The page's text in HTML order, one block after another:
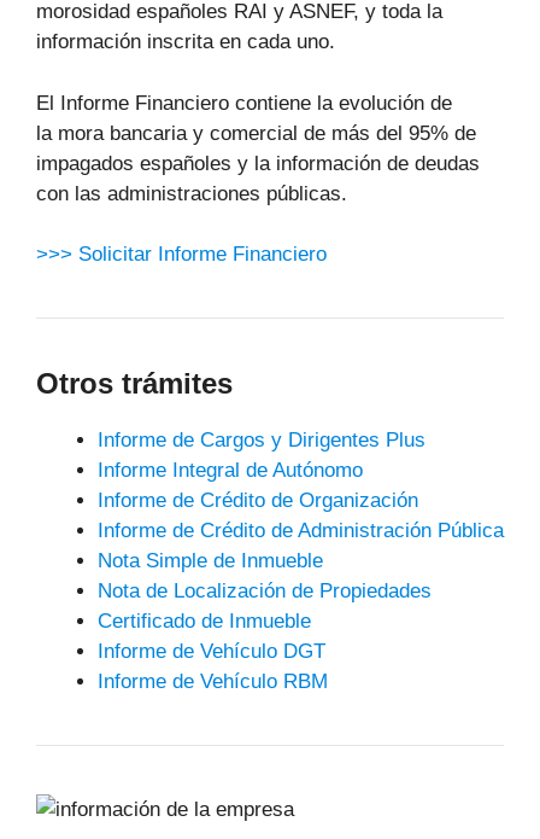
morosidad españoles RAI y ASNEF, y toda la
información inscrita en cada uno.
El Informe Financiero contiene la evolución de
la mora bancaria y comercial de más del 95% de
impagados españoles y la información de deudas
con las administraciones públicas.
>>> Solicitar Informe Financiero
Otros trámites
Informe de Cargos y Dirigentes Plus
Informe Integral de Autónomo
Informe de Crédito de Organización
Informe de Crédito de Administración Pública
Nota Simple de Inmueble
Nota de Localización de Propiedades
Certificado de Inmueble
Informe de Vehículo DGT
Informe de Vehículo RBM